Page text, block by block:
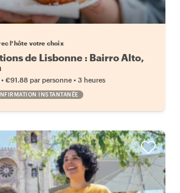
votre local favori
l'hôte votre choix
de Lisbonne : Bairro Alto,
• €91.88 par personne • 3 heures
INSTANTANÉE